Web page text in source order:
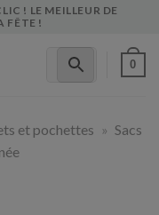
! LE MEILLEUR DE
FÊTE !
0
et pochettes » Sacs